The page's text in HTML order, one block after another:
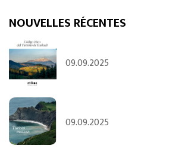
NOUVELLES RÉCENTES
09.09.2025
09.09.2025